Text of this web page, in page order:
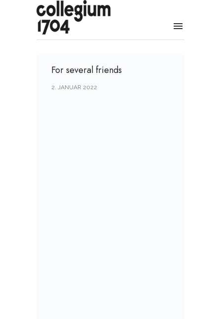
For several friends
2. JANUAR 2022